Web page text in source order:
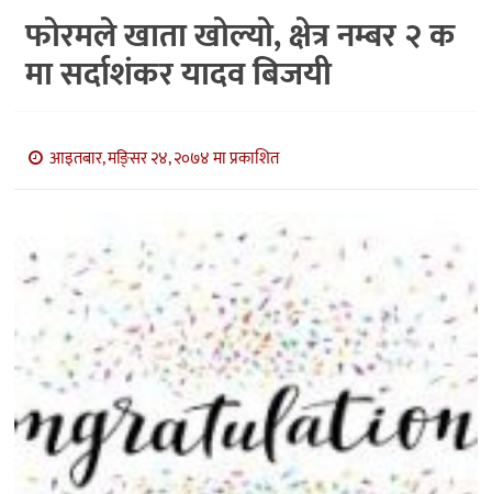
वरपर
शिक्षा
विचार
मनोरञ्जन
खेल
प्रविधि
भिडियो
फोरमले खाता खोल्यो, क्षेत्र नम्बर २ क
मा सर्दाशंकर यादव बिजयी
आइतबार, मङि्सर २४, २०७४ मा प्रकाशित